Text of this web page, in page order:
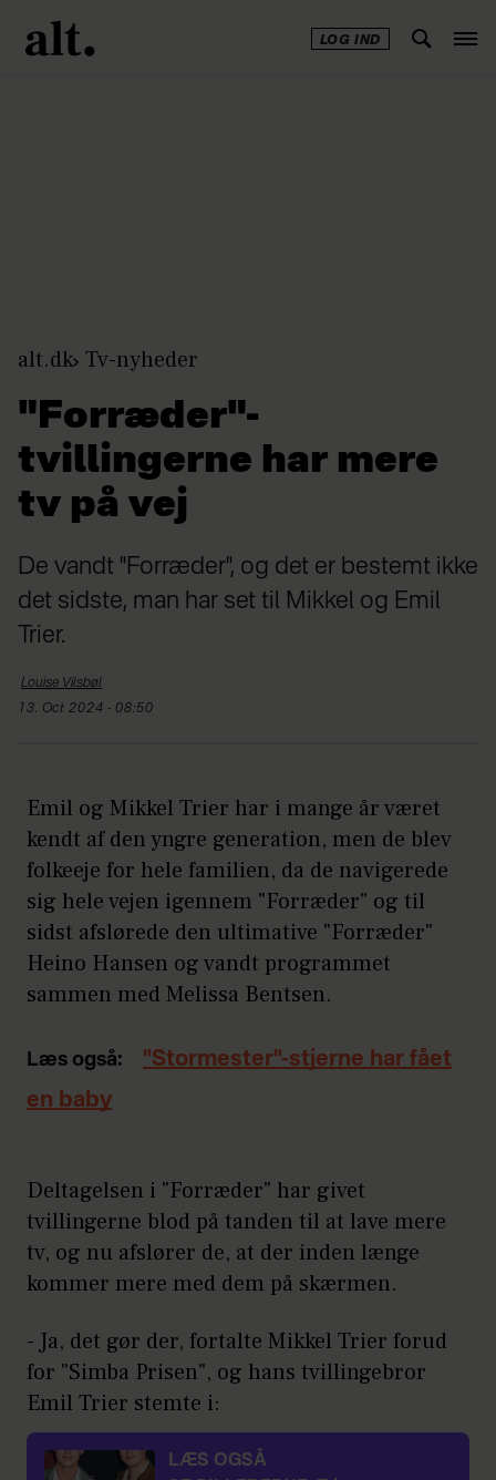
LOG IND
alt.dk Tv-nyheder
"Forræder"-
tvillingerne har mere
tv på vej
De vandt "Forræder", og det er bestemt ikke
det sidste, man har set til Mikkel og Emil
Trier.
Louise Vilsbøl
13. Oct 2024 - 08:50
Emil og Mikkel Trier har i mange år været
kendt af den yngre generation, men de blev
folkeeje for hele familien, da de navigerede
sig hele vejen igennem "Forræder" og til
sidst afslørede den ultimative "Forræder"
Heino Hansen og vandt programmet
sammen med Melissa Bentsen.
Læs også:
"Stormester"-stjerne har fået
en baby
Deltagelsen i "Forræder" har givet
tvillingerne blod på tanden til at lave mere
tv, og nu afslører de, at der inden længe
kommer mere med dem på skærmen.
- Ja, det gør der, fortalte Mikkel Trier forud
for "Simba Prisen", og hans tvillingebror
Emil Trier stemte i:
LÆS OGSÅ